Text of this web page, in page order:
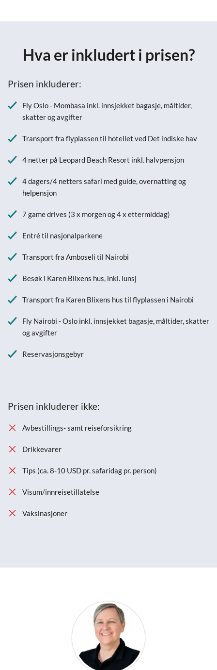
Hva er inkludert i prisen?
Prisen inkluderer:
Fly Oslo - Mombasa inkl. innsjekket bagasje, måltider,
skatter og avgifter
Transport fra flyplassen til hotellet ved Det indiske hav
4 netter på Leopard Beach Resort inkl. halvpensjon
4 dagers/4 netters safari med guide, overnatting og
helpensjon
7 game drives (3 x morgen og 4 x ettermiddag)
Entré til nasjonalparkene
Transport fra Amboseli til Nairobi
Besøk i Karen Blixens hus, inkl. lunsj
Transport fra Karen Blixens hus til flyplassen i Nairobi
Fly Nairobi - Oslo inkl. innsjekket bagasje, måltider, skatter
og avgifter
Reservasjonsgebyr
Prisen inkluderer ikke:
Avbestillings- samt reiseforsikring
Drikkevarer
Tips (ca. 8-10 USD pr. safaridag pr. person)
Visum/innreisetillatelse
Vaksinasjoner